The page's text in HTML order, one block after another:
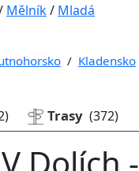
Mělník/ Mladá
/ Kladensko
Trasy (372)